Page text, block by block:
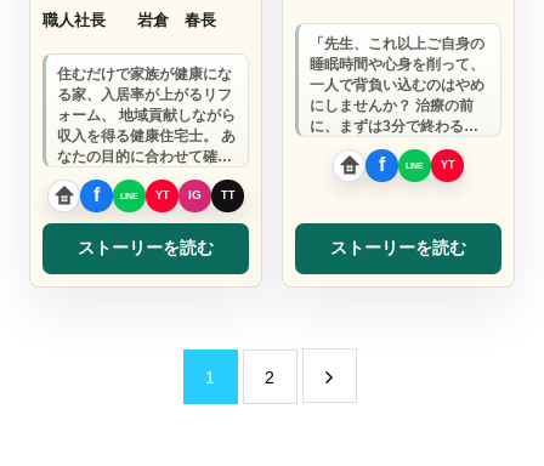
職人社長 岩倉 春長
住むだけで家族が健康にな
る家、入居率が上がるリフ
ォーム、 地域貢献しながら
収入を得る健康住宅士。 あ
なたの目的に合わせて確か
な技術と実績でお応えしま
す。 44年…
ストーリーを読む
「先生、これ以上ご自身の
睡眠時間や心身を削って、
一人で背負い込むのはやめ
にしませんか？ 治療の前
に、まずは3分で終わる
『組織の健康診断（レント
ゲン）』から始めま…
ストーリーを読む
1 2